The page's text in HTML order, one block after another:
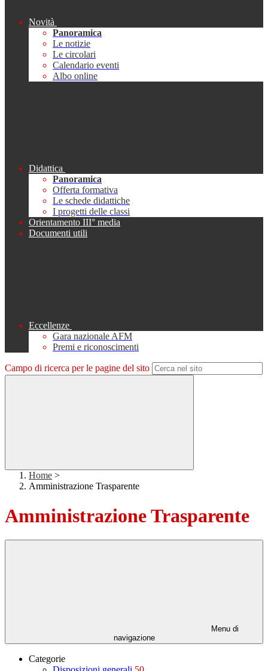
Novità
Panoramica
Le notizie
Le circolari
Calendario eventi
Albo online
Didattica
Panoramica
Offerta formativa
Le schede didattiche
I progetti delle classi
Orientamento III° media
Documenti utili
Eccellenze
Gara nazionale AFM
Premi e riconoscimenti
Campo di ricerca per le pagine del sito
Home >
Amministrazione Trasparente
Amministrazione Trasparente
Menu di
navigazione
Categorie